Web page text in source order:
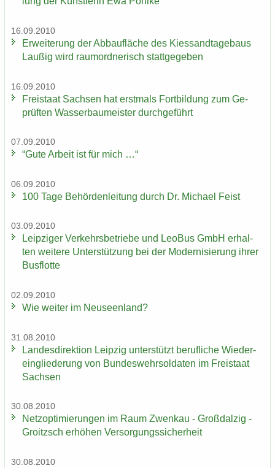
16.09.2010
Er­wei­te­rung der Ab­bau­flä­che des Kies­sand­ta­ge­baus
Lau­ßig wird raum­ord­ne­risch statt­ge­ge­ben
16.09.2010
Frei­staat Sach­sen hat erst­mals Fort­bil­dung zum Ge­
prüf­ten Was­ser­bau­meis­ter durch­ge­führt
07.09.2010
“Gute Ar­beit ist für mich …“
06.09.2010
100 Tage Be­hör­den­lei­tung durch Dr. Mi­cha­el Feist
03.09.2010
Leip­zi­ger Ver­kehrs­be­trie­be und LeoBus GmbH er­hal­
ten wei­te­re Un­ter­stüt­zung bei der Mo­der­ni­sie­rung ihrer
Bus­flot­te
02.09.2010
Wie wei­ter im Neu­seen­land?
31.08.2010
Lan­des­di­rek­ti­on Leip­zig un­ter­stützt be­ruf­li­che Wie­der­
ein­glie­de­rung von Bun­des­wehr­sol­da­ten im Frei­staat
Sach­sen
30.08.2010
Netz­op­ti­mie­run­gen im Raum Zwenkau - Groß­dal­zig -
Groitzsch er­hö­hen Ver­sor­gungs­si­cher­heit
30.08.2010